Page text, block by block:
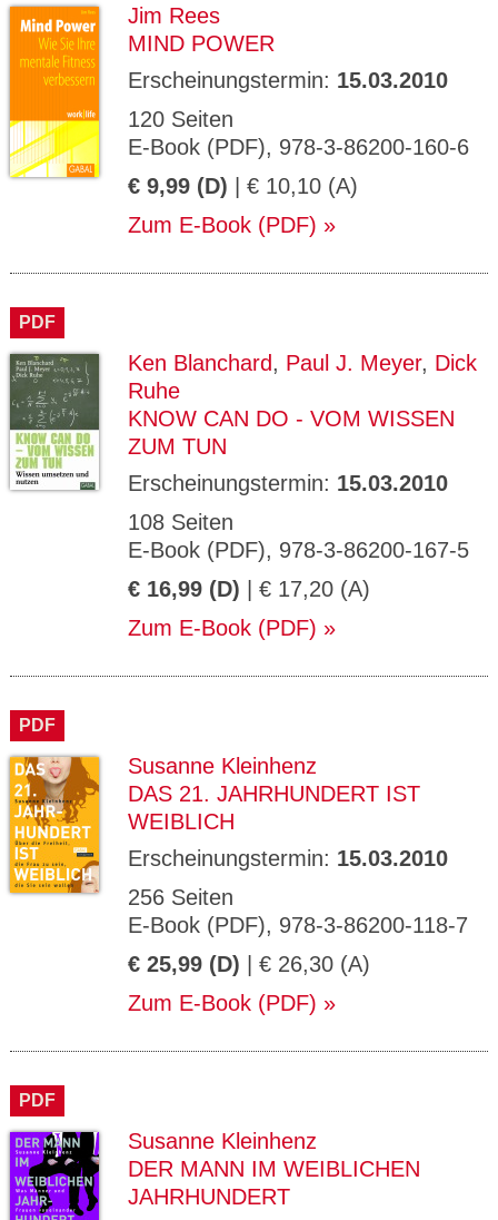
Jim Rees
MIND POWER
Erscheinungstermin: 15.03.2010
120 Seiten
E-Book (PDF), 978-3-86200-160-6
€ 9,99 (D) | € 10,10 (A)
Zum E-Book (PDF)
PDF
Ken Blanchard, Paul J. Meyer, Dick
Ruhe
KNOW CAN DO - VOM WISSEN
ZUM TUN
Erscheinungstermin: 15.03.2010
108 Seiten
E-Book (PDF), 978-3-86200-167-5
€ 16,99 (D) | € 17,20 (A)
Zum E-Book (PDF)
PDF
Susanne Kleinhenz
DAS 21. JAHRHUNDERT IST
WEIBLICH
Erscheinungstermin: 15.03.2010
256 Seiten
E-Book (PDF), 978-3-86200-118-7
€ 25,99 (D) | € 26,30 (A)
Zum E-Book (PDF)
PDF
Susanne Kleinhenz
DER MANN IM WEIBLICHEN
JAHRHUNDERT